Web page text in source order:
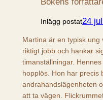
Inlägg postat24
Martina är en typisk
riktigt jobb och hankar
timanställningar.
hopplös. Hon har precis
andrahandslägenheten
att ta vägen.